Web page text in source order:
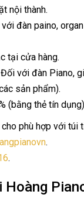
nội thành.
đàn paino,
tại cửa hàng.
với đàn Piano,
sản phẩm).
(bằng thẻ tín
phù hợp với
.
.
Hoàng